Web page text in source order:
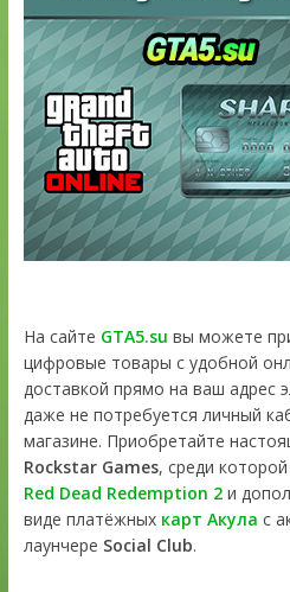
На сайте GTA5.su вы можете
цифровые товары с удобной
доставкой прямо на ваш адрес
даже не потребуется личный
магазине. Приобретайте
Rockstar Games, среди
Red Dead Redemption 2и
виде платёжных карт Акула с
лаунчере Social Club.